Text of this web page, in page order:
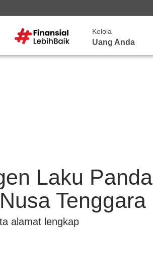
Kelola
Uang Anda
Laku
Tenggara
alamat lengkap